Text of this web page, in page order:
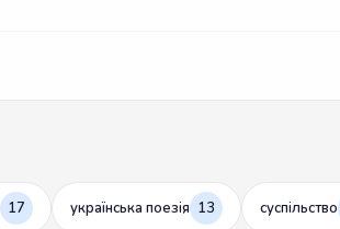
17 українська поезія 13 суспільство